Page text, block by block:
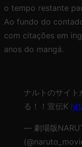
o tempo restante
Ao fundo do
com citações em
anos do mangá.
ナルトのサイト
る！！宣伝K
— 劇場版